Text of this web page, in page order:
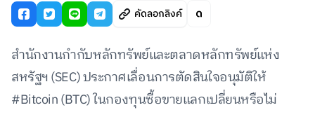
คัดลอกลิงค์
สำนักงานกำกับหลักทรัพย์และตลาดหลักทรัพย์แห่ง
สหรัฐฯ (SEC) ประกาศเลื่อนการตัดสินใจอนุมัติให้
#Bitcoin (BTC) ในกองทุนซื้อขายแลกเปลี่ยนหรือไม่